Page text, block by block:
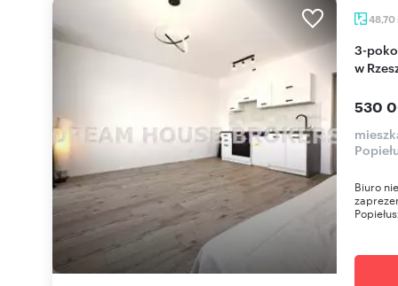
48,70
3-pokojowe mieszkanie po remoncie z balkonem
w
530
Biuro